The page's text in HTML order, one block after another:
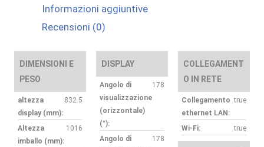
Informazioni aggiuntive
Recensioni (0)
DIMENSIONI E
PESO
altezza
display (mm):
832.5
Altezza
imballo (mm):
1016
DISPLAY
Angolo di
visualizzazione
(orizzontale)
(°):
178
Angolo di
178
COLLEGAMENT
O IN RETE
Collegamento
ethernet LAN:
true
Wi-Fi: true